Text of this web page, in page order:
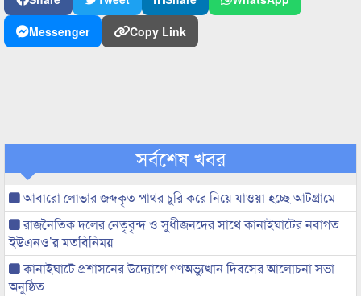
Messenger
Copy Link
সর্বশেষ খবর
আবারো লোভার জব্দকৃত পাথর চুরি করে নিয়ে যাওয়া হচ্ছে আটগ্রামে
রাজনৈতিক দলের নেতৃবৃন্দ ও সুধীজনদের সাথে কানাইঘাটের নবাগত
ইউএনও’র মতবিনিময়
কানাইঘাটে প্রশাসনের উদ্যোগে গণঅভ্যুত্থান দিবসের আলোচনা সভা
অনুষ্ঠিত